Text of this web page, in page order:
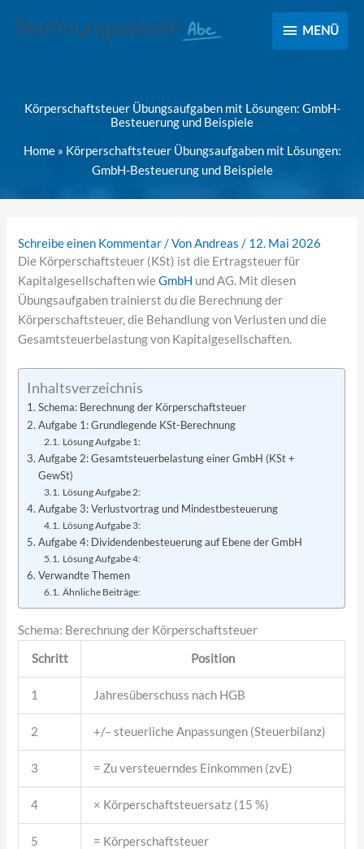
MENÜ
MENÜ
Körperschaftsteuer Übungsaufgaben mit Lösungen: GmbH-
Besteuerung und Beispiele
Home » Körperschaftsteuer Übungsaufgaben mit Lösungen:
GmbH-Besteuerung und Beispiele
Schreibe einen Kommentar / VonAndreas/ 12. Mai 2026
Die Körperschaftsteuer (KSt) ist die Ertragsteuer für
Kapitalgesellschaften wieGmbH und AG. Mit diesen
Übungsaufgaben trainierst du die Berechnung der
Körperschaftsteuer, die Behandlung von Verlusten und die
Gesamtsteuerbelastung von Kapitalgesellschaften.
Inhaltsverzeichnis
Schema: Berechnung der Körperschaftsteuer
Aufgabe 1: Grundlegende KSt-Berechnung
Lösung Aufgabe 1:
Aufgabe 2: Gesamtsteuerbelastung einer GmbH (KSt +
GewSt)
Lösung Aufgabe 2:
Aufgabe 3: Verlustvortrag und Mindestbesteuerung
Lösung Aufgabe 3:
Aufgabe 4: Dividendenbesteuerung auf Ebene der GmbH
Lösung Aufgabe 4:
Verwandte Themen
Ähnliche Beiträge:
Schema: Berechnung der Körperschaftsteuer
Schritt Position
1 Jahresüberschuss nach HGB
2 +/– steuerliche Anpassungen (Steuerbilanz)
3 = Zu versteuerndes Einkommen (zvE)
4 × Körperschaftsteuersatz (15 %)
5 = Körperschaftsteuer